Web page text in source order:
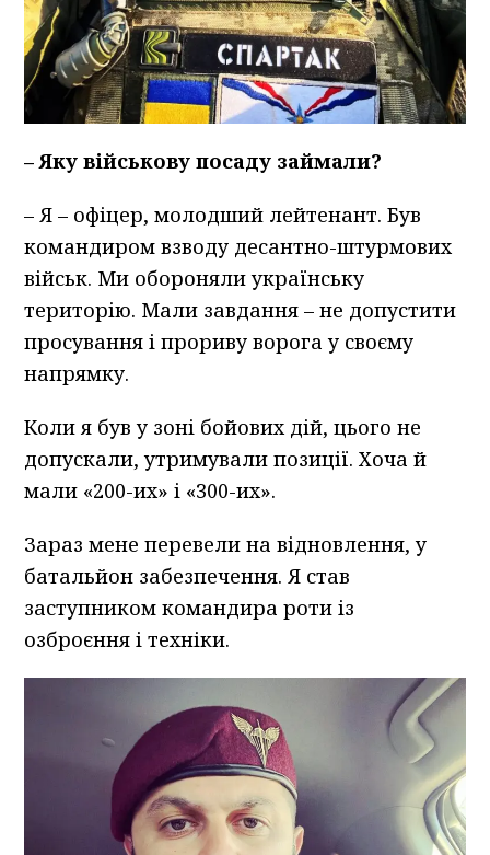
– Яку військову посаду займали?
– Я – офіцер, молодший лейтенант. Був
командиром взводу десантно-штурмових
військ. Ми обороняли українську
територію. Мали завдання – не допустити
просування і прориву ворога у своєму
напрямку.
Коли я був у зоні бойових дій, цього не
допускали, утримували позиції. Хоча й
мали «200-их» і «300-их».
Зараз мене перевели на відновлення, у
батальйон забезпечення. Я став
заступником командира роти із
озброєння і техніки.